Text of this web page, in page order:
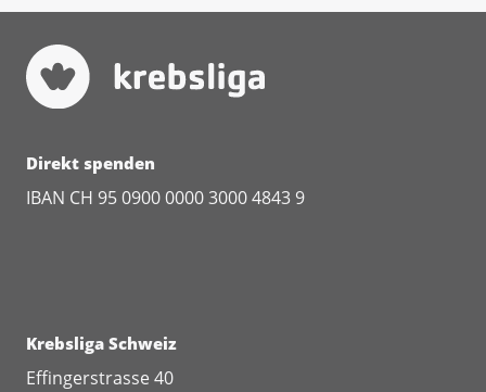
Direkt spenden
IBAN CH 95 0900 0000 3000 4843 9
Krebsliga Schweiz
Effingerstrasse 40